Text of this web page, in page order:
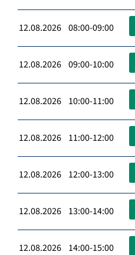
12.08.2026 08:00-09:00
12.08.2026 09:00-10:00
12.08.2026 10:00-11:00
12.08.2026 11:00-12:00
12.08.2026 12:00-13:00
12.08.2026 13:00-14:00
12.08.2026 14:00-15:00